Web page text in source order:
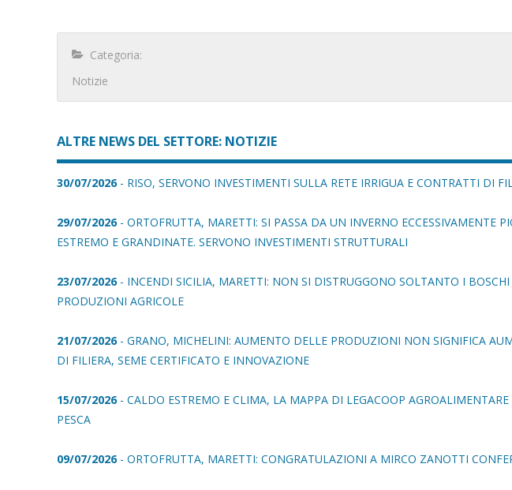
Categoria:
Notizie
ALTRE NEWS DEL SETTORE: NOTIZIE
30/07/2026- RISO, SERVONO INVESTIMENTI SULLA RETE IRRIGUA E CONTRATTI DI
29/07/2026- ORTOFRUTTA, MARETTI: SI PASSA DA UN INVERNO ECCESSIVAMENTE
ESTREMO E GRANDINATE. SERVONO INVESTIMENTI STRUTTURALI
23/07/2026- INCENDI SICILIA, MARETTI: NON SI DISTRUGGONO SOLTANTO I
PRODUZIONI AGRICOLE
21/07/2026- GRANO, MICHELINI: AUMENTO DELLE PRODUZIONI NON SIGNIFICA
DI FILIERA, SEME CERTIFICATO E INNOVAZIONE
15/07/2026- CALDO ESTREMO E CLIMA, LA MAPPA DI LEGACOOP
PESCA
09/07/2026- ORTOFRUTTA, MARETTI: CONGRATULAZIONI A MIRCO ZANOTTI